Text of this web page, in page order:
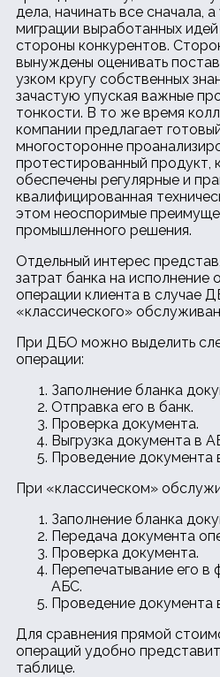
дела, начинать все сначала,
миграции выработанных идей
стороны конкурентов.
вынуждены оценивать
узком кругу собственных
зачастую упуская важные
тонкости. В то же время
компании предлагает
многосторонне
протестированный продукт,
обеспечены регулярные и
квалифицированная
этом неоспоримые
промышленного решения.
Отдельный интерес
затрат банка на исполнение
операции клиента в случае
«классического»
При ДБО можно выделить
операции:
Заполнение бланка
Отправка его в банк.
Проверка документа.
Выгрузка документа в
Проведение документа
При «классическом»
Заполнение бланка
Передача документа
Проверка документа.
Перепечатывание его в
АБС.
Проведение документа
Для сравнения прямой
операций удобно
таблице.